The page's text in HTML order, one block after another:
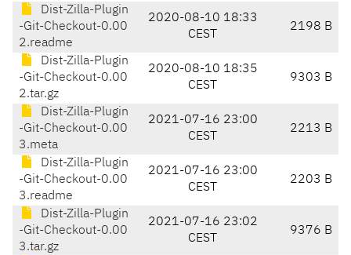
Dist-Zilla-Plugin
-Git-Checkout-0.00
2.readme
2020-08-10 18:33
CEST
2198 B
Dist-Zilla-Plugin
-Git-Checkout-0.00
2.tar.gz
2020-08-10 18:35
CEST
9303 B
Dist-Zilla-Plugin
-Git-Checkout-0.00
3.meta
2021-07-16 23:00
CEST
2213 B
Dist-Zilla-Plugin
-Git-Checkout-0.00
3.readme
2021-07-16 23:00
CEST
2203 B
Dist-Zilla-Plugin
-Git-Checkout-0.00
3.tar.gz
2021-07-16 23:02
CEST
9376 B